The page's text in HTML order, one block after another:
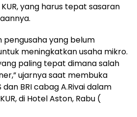
yang harus tepat sasaran
pengusaha yang belum
meningkatkan usaha mikro.
paling tepat dimana salah
ujarnya saat membuka
dan BRI cabag A.Rivai dalam
di Hotel Aston, Rabu (